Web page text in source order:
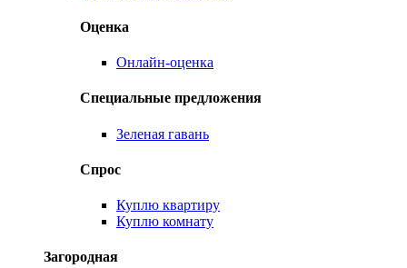
Оценка
Онлайн-оценка
Специальные предложения
Зеленая гавань
Спрос
Куплю квартиру
Куплю комнату
Загородная